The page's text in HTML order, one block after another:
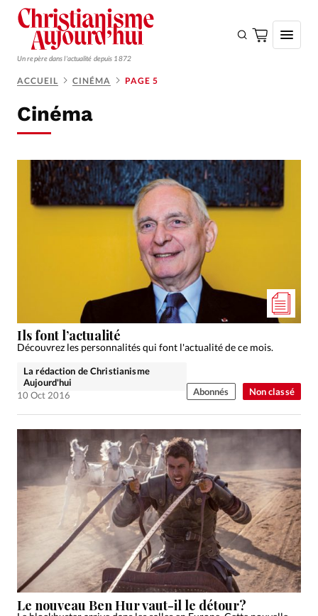
Un repère dans l'actualité depuis 1872
Monde
Opinions
Tous les articles
Édition: Internationale
Devise:CHF
RUBRIQUES
Tous les articles
Actualité chrétienne
Dossier
Eglises Foi Génération réveil
Monde
Opinions
Publireportage
Relations Aujourd'hui
Société
Tour du monde des Eglises
Trait d'Ixène
Vécu
Vie Intérieure
ACCUEIL CINÉMA PAGE 5
Cinéma
Non classé
Ils font l’actualité
Découvrez les personnalités qui font l'actualité de ce mois.
La rédaction de Christianisme
Aujourd'hui
10 Oct 2016
Abonnés
Le nouveau Ben Hur vaut-il le détour?